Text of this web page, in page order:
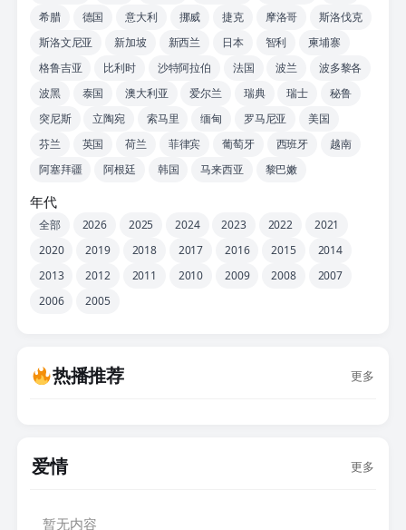
希腊
德国 意大利 挪威 捷克 摩洛哥
斯洛伐克
斯洛文尼亚
新加坡 新西兰 日本 智利
柬埔寨
格鲁吉亚
比利时 沙特阿拉伯 法国 波兰
波多黎各
波黑
泰国 澳大利亚 爱尔兰 瑞典 瑞士
秘鲁
突尼斯
立陶宛 索马里 缅甸 罗马尼亚
美国
芬兰
英国 荷兰 菲律宾 葡萄牙 西班牙
越南
阿塞拜疆
阿根廷 韩国 马来西亚 黎巴嫩
年代
全部 2026 2025 2024 2023 2022
2021
2020
2019 2018 2017 2016 2015
2014
2013
2012 2011 2010 2009 2008
2007
2006
2005
热播推荐 更多
爱情 更多
暂无内容